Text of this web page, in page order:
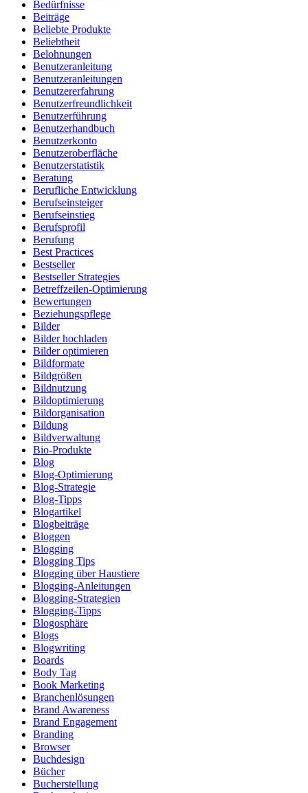
Bedürfnisse
Beiträge
Beliebte Produkte
Beliebtheit
Belohnungen
Benutzeranleitung
Benutzeranleitungen
Benutzererfahrung
Benutzerfreundlichkeit
Benutzerführung
Benutzerhandbuch
Benutzerkonto
Benutzeroberfläche
Benutzerstatistik
Beratung
Berufliche Entwicklung
Berufseinsteiger
Berufseinstieg
Berufsprofil
Berufung
Best Practices
Bestseller
Bestseller Strategies
Betreffzeilen-Optimierung
Bewertungen
Beziehungspflege
Bilder
Bilder hochladen
Bilder optimieren
Bildformate
Bildgrößen
Bildnutzung
Bildoptimierung
Bildorganisation
Bildung
Bildverwaltung
Bio-Produkte
Blog
Blog-Optimierung
Blog-Strategie
Blog-Tipps
Blogartikel
Blogbeiträge
Bloggen
Blogging
Blogging Tips
Blogging über Haustiere
Blogging-Anleitungen
Blogging-Strategien
Blogging-Tipps
Blogosphäre
Blogs
Blogwriting
Boards
Body Tag
Book Marketing
Branchenlösungen
Brand Awareness
Brand Engagement
Branding
Browser
Buchdesign
Bücher
Bucherstellung